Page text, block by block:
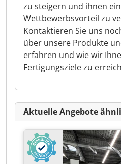
zu steigern und ihnen
Wettbewerbsvorteil zu
Kontaktieren Sie uns
über unsere Produkte
erfahren und wie wir
Fertigungsziele zu
Aktuelle Angebote